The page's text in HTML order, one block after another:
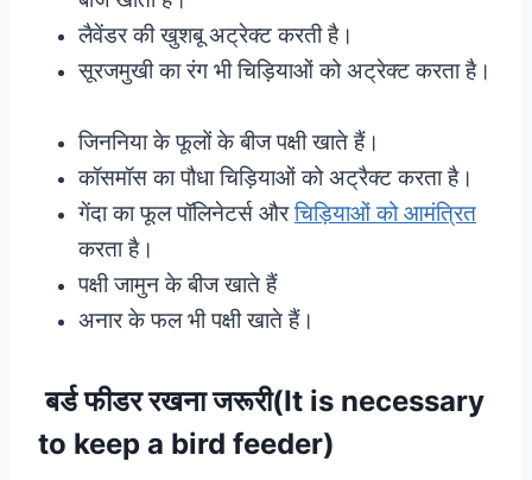
लैवेंडर की खुशबू अट्रेक्ट करती है।
सूरजमुखी का रंग भी चिड़ियाओं को अट्रेक्ट करता है।
जिननिया के फूलों के बीज पक्षी खाते हैं।
कॉसमॉस का पौधा चिड़ियाओं को अट्रैक्ट करता है।
गेंदा का फूल पॉलिनेटर्स औरचिड़ियाओं को आमंत्रित
करता है।
पक्षी जामुन के बीज खाते हैं
अनार के फल भी पक्षी खाते हैं।
बर्ड फीडर रखना जरूरी(It is necessary
to keep a bird feeder)